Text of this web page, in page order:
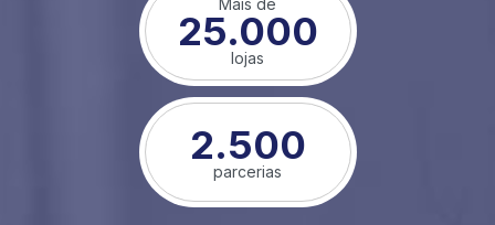
25.000
lojas
2.500
parcerias